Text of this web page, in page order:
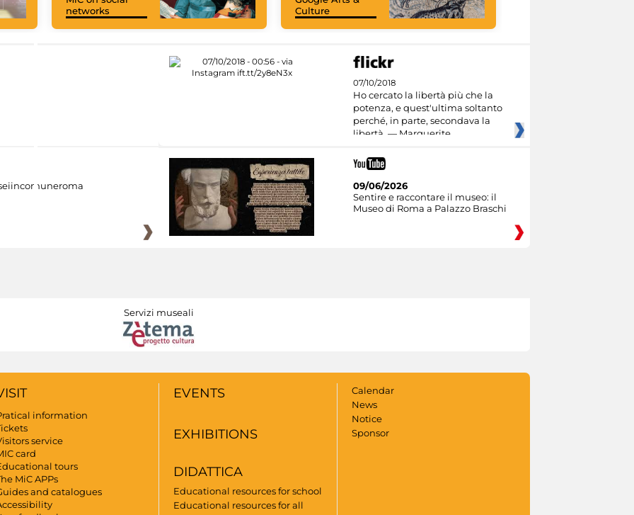
networks
Culture
07/10/2018
Ho cercato la libertà più che la
potenza, e quest'ultima soltanto
perché, in parte, secondava la
libertà. — Marguerite
09/06/2026
Sentire e raccontare il museo: il
Museo di Roma a Palazzo Braschi
Servizi museali
information
service
card
tours
MiC APPs
and catalogues
EVENTS
EXHIBITIONS
DIDATTICA
Educational resources for school
Educational resources for all
Calendar
News
Notice
Sponsor